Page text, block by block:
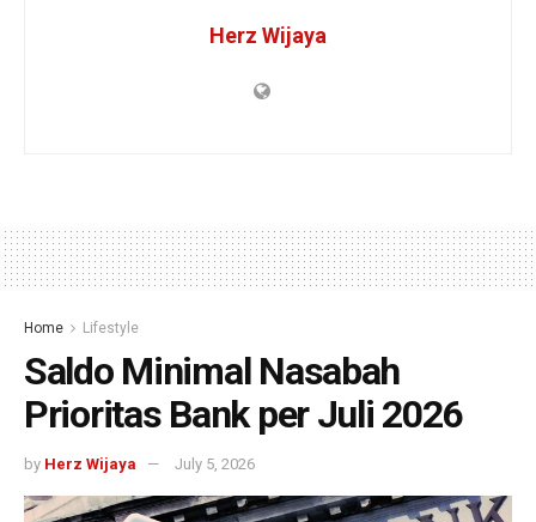
Herz Wijaya
Home Lifestyle
Saldo Minimal Nasabah
Prioritas Bank per Juli 2026
by Herz Wijaya July 5, 2026